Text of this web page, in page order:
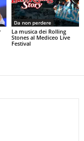
Da non perdere
La musica dei Rolling
Stones al Mediceo Live
Festival